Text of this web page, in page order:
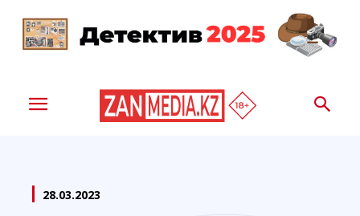
28.03.2023